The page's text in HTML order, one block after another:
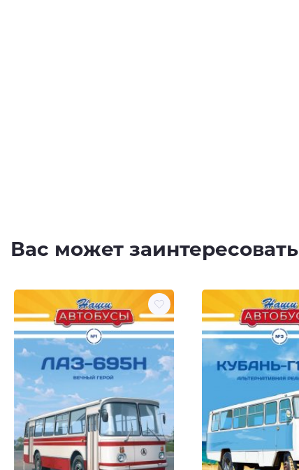
Вас может заинтересовать